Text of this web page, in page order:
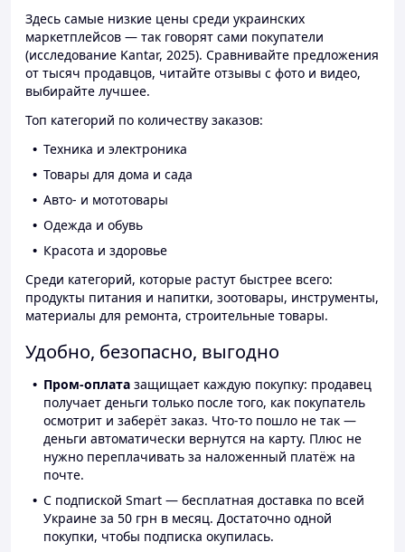
Здесь самые низкие цены среди украинских
маркетплейсов — так говорят сами покупатели
(исследование Kantar, 2025). Сравнивайте предложения
от тысяч продавцов, читайте отзывы с фото и видео,
выбирайте лучшее.
Топ категорий по количеству заказов:
Техника и электроника
Товары для дома и сада
Авто- и мототовары
Одежда и обувь
Красота и здоровье
Среди категорий, которые растут быстрее всего:
продукты питания и напитки, зоотовары, инструменты,
материалы для ремонта, строительные товары.
Удобно, безопасно, выгодно
Пром-оплата защищает каждую покупку: продавец
получает деньги только после того, как покупатель
осмотрит и заберёт заказ. Что-то пошло не так —
деньги автоматически вернутся на карту. Плюс не
нужно переплачивать за наложенный платёж на
почте.
С подпиской Smart — бесплатная доставка по всей
Украине за 50 грн в месяц. Достаточно одной
покупки, чтобы подписка окупилась.